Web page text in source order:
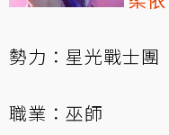
勢力：星光戰士團
職業：巫師